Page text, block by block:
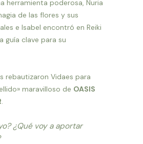
herramienta poderosa, Nuria
de las flores y sus
e Isabel encontró en Reiki
guía clave para su
rebautizaron Vidaes para
maravilloso de OASIS
.
¿Qué voy a aportar